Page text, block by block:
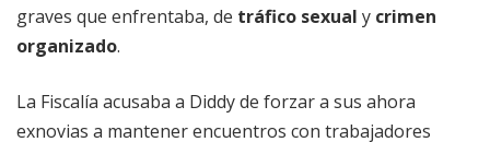
graves que enfrentaba, de tráfico sexual y crimen
organizado.
La Fiscalía acusaba a Diddy de forzar a sus ahora
exnovias a mantener encuentros con trabajadores